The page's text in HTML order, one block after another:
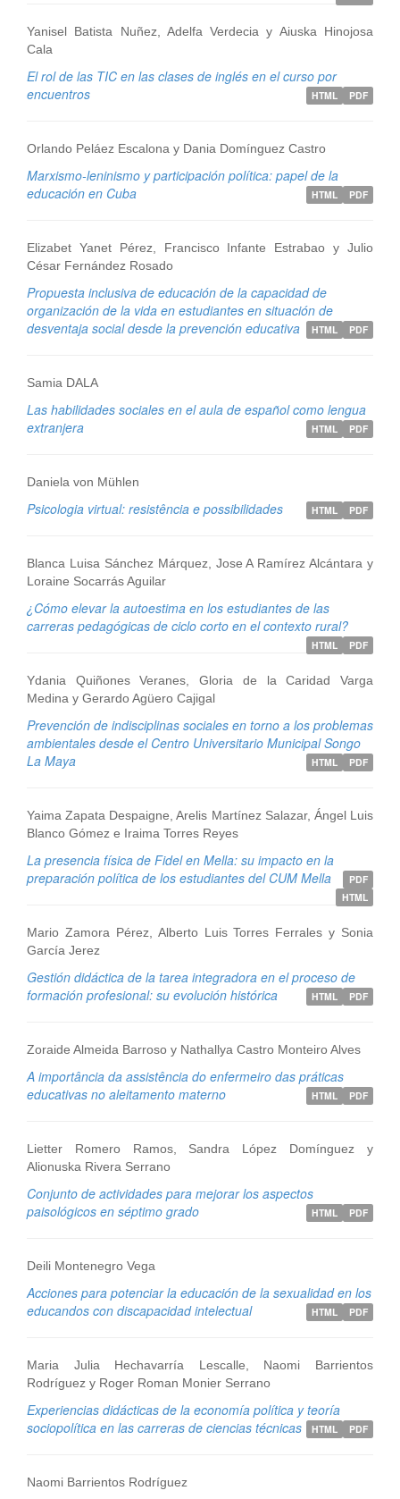
Yanisel Batista Nuñez, Adelfa Verdecia y Aiuska Hinojosa
Cala
El rol de las TIC en las clases de inglés en el curso por
encuentros
PDF
HTML
Orlando Peláez Escalona y Dania Domínguez Castro
Marxismo-leninismo y participación política: papel de la
educación en Cuba
PDF
HTML
Elizabet Yanet Pérez, Francisco Infante Estrabao y Julio
César Fernández Rosado
Propuesta inclusiva de educación de la capacidad de
organización de la vida en estudiantes en situación de
desventaja social desde la prevención educativa
PDF
HTML
Samia DALA
Las habilidades sociales en el aula de español como lengua
extranjera
PDF
HTML
Daniela von Mühlen
Psicologia virtual: resistência e possibilidades PDF
HTML
Blanca Luisa Sánchez Márquez, Jose A Ramírez Alcántara y
Loraine Socarrás Aguilar
¿Cómo elevar la autoestima en los estudiantes de las
carreras pedagógicas de ciclo corto en el contexto rural?
PDF
HTML
Ydania Quiñones Veranes, Gloria de la Caridad Varga
Medina y Gerardo Agüero Cajigal
Prevención de indisciplinas sociales en torno a los problemas
ambientales desde el Centro Universitario Municipal Songo
La Maya
PDF
HTML
Yaima Zapata Despaigne, Arelis Martínez Salazar, Ángel Luis
Blanco Gómez e Iraima Torres Reyes
La presencia física de Fidel en Mella: su impacto en la
preparación política de los estudiantes del CUM Mella
PDF
HTML
Mario Zamora Pérez, Alberto Luis Torres Ferrales y Sonia
García Jerez
Gestión didáctica de la tarea integradora en el proceso de
formación profesional: su evolución histórica
PDF
HTML
Zoraide Almeida Barroso y Nathallya Castro Monteiro Alves
A importância da assistência do enfermeiro das práticas
educativas no aleitamento materno
PDF
HTML
Lietter Romero Ramos, Sandra López Domínguez y
Alionuska Rivera Serrano
Conjunto de actividades para mejorar los aspectos
paisológicos en séptimo grado
PDF
HTML
Deili Montenegro Vega
Acciones para potenciar la educación de la sexualidad en los
educandos con discapacidad intelectual
PDF
HTML
Maria Julia Hechavarría Lescalle, Naomi Barrientos
Rodríguez y Roger Roman Monier Serrano
Experiencias didácticas de la economía política y teoría
sociopolítica en las carreras de ciencias técnicas
PDF
HTML
Naomi Barrientos Rodríguez